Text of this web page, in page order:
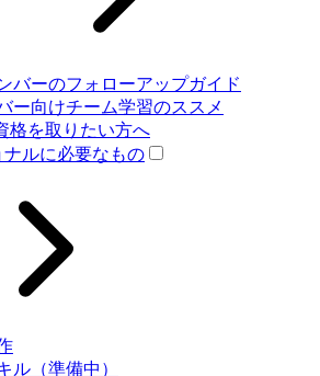
バーのフォローアップガイド
ー向けチーム学習のススメ
格を取りたい方へ
ルに必要なもの
ル（準備中）